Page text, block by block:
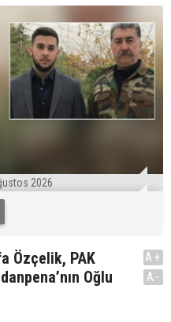
2026
Özçelik, PAK
Oğlu
A+
A-